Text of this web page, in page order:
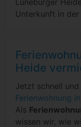
Unterkunft in der
Heide
Jetzt schnell und
Ferienwohnung
Als
wissen wir, wie